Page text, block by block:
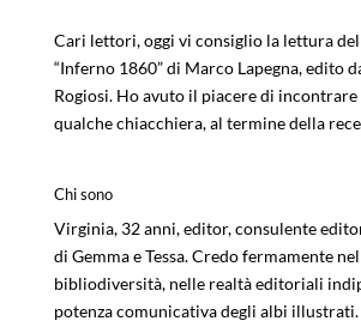
Cari lettori, oggi vi consiglio la lettura
“Inferno 1860” di Marco Lapegna, edito
Rogiosi. Ho avuto il piacere di incontrare
qualche chiacchiera, al termine della
Chi sono
Virginia, 32 anni, editor, consulente
di Gemma e Tessa. Credo fermamente
bibliodiversità, nelle realtà editoriali
potenza comunicativa degli albi illustrati.